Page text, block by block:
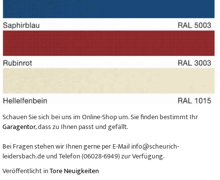
Schauen Sie sich bei uns im Online-Shop um. Sie finden bestimmt Ihr
Garagentor, dass zu Ihnen passt und gefällt.
Bei Fragen stehen wir Ihnen gerne per E-Mail info@scheurich-
leidersbach.de und Telefon (06028-6949) zur Verfügung.
Veröffentlicht inTore Neuigkeiten